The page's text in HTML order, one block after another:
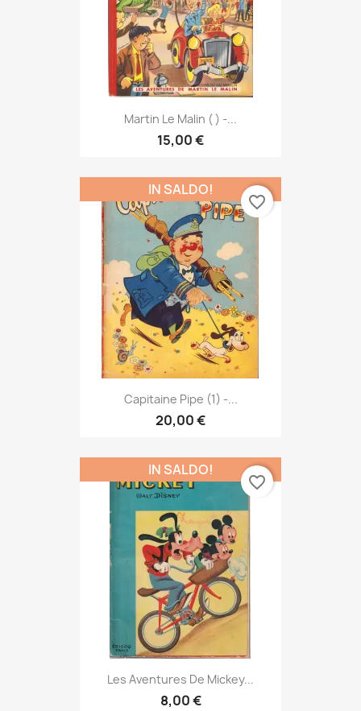
Martin Le Malin ( ) -...
15,00 €
Capitaine Pipe (1) -...
20,00 €
IN SALDO!
favorite_border
Les Aventures De Mickey...
8,00 €
IN SALDO!
favorite_border